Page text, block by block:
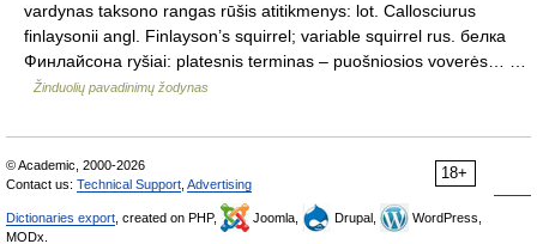
vardynas taksono rangas rūšis atitikmenys: lot. Callosciurus
finlaysonii angl. Finlayson’s squirrel; variable squirrel rus. белка
Финлайсона ryšiai: platesnis terminas – puošniosios voverės… …
Žinduolių pavadinimų žodynas
18+
© Academic, 2000-2026
Contact us: Technical Support Advertising
Dictionaries export , created on PHP, Joomla, Drupal,
WordPress,
MODx.